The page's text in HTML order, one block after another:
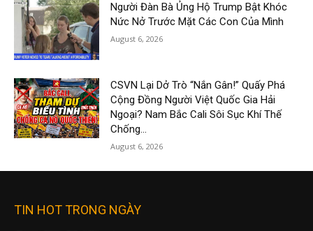
Người Đàn Bà Ủng Hộ Trump Bật Khóc
Nức Nở Trước Mặt Các Con Của Mình
August 6, 2026
CSVN Lại Dở Trò “Nắn Gân!” Quấy Phá
Cộng Đồng Người Việt Quốc Gia Hải
Ngoại? Nam Bắc Cali Sôi Sục Khí Thế
Chống...
August 6, 2026
TIN HOT TRONG NGÀY